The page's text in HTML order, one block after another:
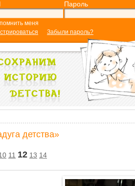
Пароль
меня
Забыли пароль?
детства»
11 12 13 14